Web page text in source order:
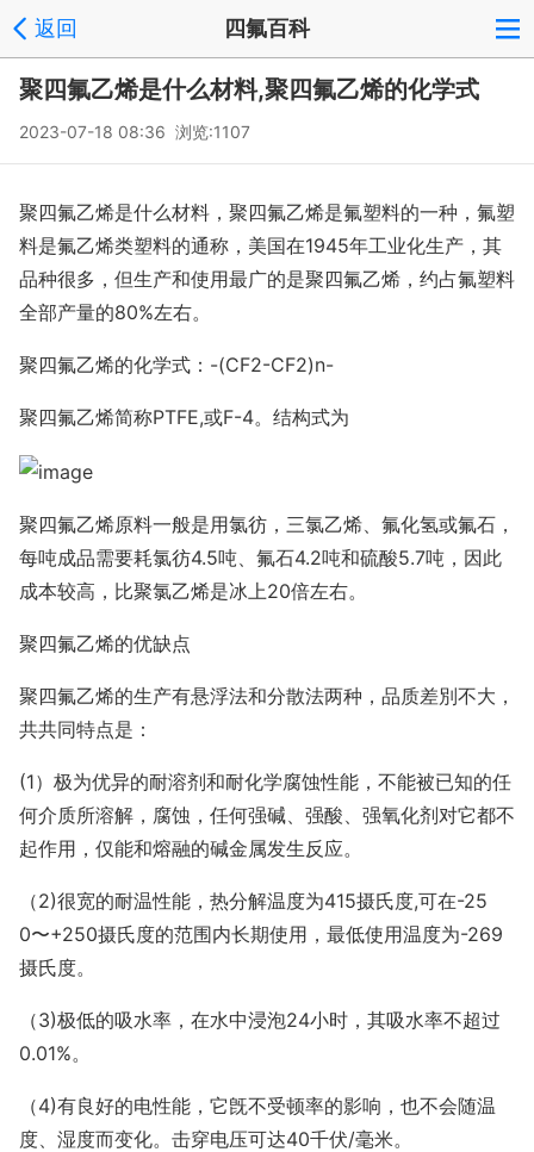
返回 四氟百科
聚四氟乙烯是什么材料,聚四氟乙烯的化学式
2023-07-18 08:36 浏览:1107
聚四氟乙烯是什么材料，聚四氟乙烯是氟塑料的一种，氟塑
料是氟乙烯类塑料的通称，美国在1945年工业化生产，其
品种很多，但生产和使用最广的是聚四氟乙烯，约占氟塑料
全部产量的80%左右。
聚四氟乙烯的化学式：-(CF2-CF2)n-
聚四氟乙烯简称PTFE,或F-4。结构式为
聚四氟乙烯原料一般是用氯彷，三氯乙烯、氟化氢或氟石，
每吨成品需要耗氯彷4.5吨、氟石4.2吨和硫酸5.7吨，因此
成本较高，比聚氯乙烯是冰上20倍左右。
聚四氟乙烯的优缺点
聚四氟乙烯的生产有悬浮法和分散法两种，品质差別不大，
共共同特点是：
(1）极为优异的耐溶剂和耐化学腐蚀性能，不能被已知的任
何介质所溶解，腐蚀，任何强碱、强酸、强氧化剂对它都不
起作用，仅能和熔融的碱金属发生反应。
（2)很宽的耐温性能，热分解温度为415摄氏度,可在-25
0〜+250摄氏度的范围内长期使用，最低使用温度为-269
摄氏度。
（3)极低的吸水率，在水中浸泡24小时，其吸水率不超过
0.01%。
（4)有良好的电性能，它旣不受顿率的影响，也不会随温
度、湿度而变化。击穿电压可达40千伏/毫米。